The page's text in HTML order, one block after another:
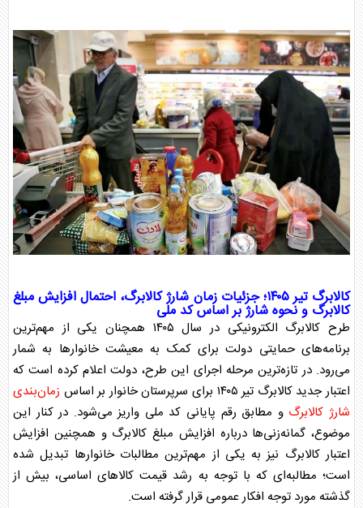
کالابرگ تیر ۱۴۰۵ ؛ جزئیاتزمان شارژ کالابرگ، احتمالافزایش مبلغ
کالابرگ و نحوه شارژ بر اساس کد ملی
طرح کالابرگ
الکترونیکی در سال ۱۴۰۵ همچنان یکی از مهم‌ترین
برنامه‌های حمایتی دولت برای کمک به معیشت خانوارها به شمار
می‌رود. در تازه‌ترین مرحله اجرای این طرح، دولت اعلام کرده است که
اعتبار جدیدکالابرگ تیر ۱۴۰۵ برای سرپرستان خانوار بر اساس زمان‌بندی
شارژ کالابرگ و مطابق رقم پایانی کد ملی واریز می‌شود. در کنار این
موضوع، گمانه‌زنی‌ها درباره افزایش مبلغ کالابرگ و همچنین افزایش
اعتبار کالابرگ نیز به یکی از مهم‌ترین مطالبات خانوارها تبدیل شده
است؛ مطالبه‌ای که با توجه به رشد قیمت کالاهای اساسی، بیش از
گذشته مورد توجه افکار عمومی قرار گرفته است.